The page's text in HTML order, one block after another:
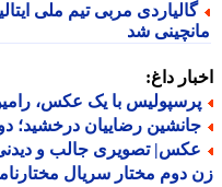
مربی تیم ملی
شد
داغ:
با یک عکس، رامین
رضاییان درخشید؛ دو
تصویری جالب و دیدنی از
مختار سریال مختارنامه در 59 سالگی؛ سال